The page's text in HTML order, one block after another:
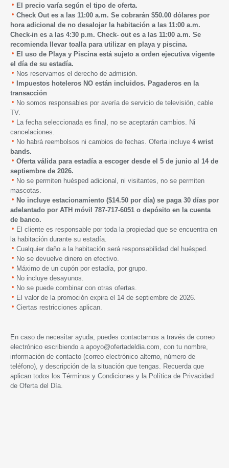
El precio varía según el tipo de oferta.
Check Out es a las 11:00 a.m. Se cobrarán $50.00 dólares por
hora adicional de no desalojar la habitación a las 11:00 a.m.
Check-in es a las 4:30 p.m. Check- out es a las 11:00 a.m. Se
recomienda llevar toalla para utilizar en playa y piscina.
El uso de Playa y Piscina está sujeto a orden ejecutiva vigente
el día de su estadía.
Nos reservamos el derecho de admisión.
Impuestos hoteleros NO están incluidos. Pagaderos en la
transacción
No somos responsables por avería de servicio de televisión, cable
TV.
La fecha seleccionada es final, no se aceptarán cambios. Ni
cancelaciones.
No habrá reembolsos ni cambios de fechas. Oferta incluye 4 wrist
bands.
Oferta válida para estadía a escoger desde el 5 de junio al 14 de
septiembre de 2026.
No se permiten huésped adicional, ni visitantes, no se permiten
mascotas.
No incluye estacionamiento ($14.50 por día) se paga 30 días por
adelantado por ATH móvil 787-717-6051 o depósito en la cuenta
de banco.
El cliente es responsable por toda la propiedad que se encuentra en
la habitación durante su estadía.
Cualquier daño a la habitación será responsabilidad del huésped.
No se devuelve dinero en efectivo.
Máximo de un cupón por estadía, por grupo.
No incluye desayunos.
No se puede combinar con otras ofertas.
El valor de la promoción expira el 14 de septiembre de 2026.
Ciertas restricciones aplican.
En caso de necesitar ayuda, puedes contactarnos a través de correo
electrónico escribiendo a apoyo@ofertadeldia.com , con tu nombre,
información de contacto (correo electrónico alterno, número de
teléfono), y descripción de la situación que tengas. Recuerda que
aplican todos los Términos y Condiciones y la Política de Privacidad
de Oferta del Día.